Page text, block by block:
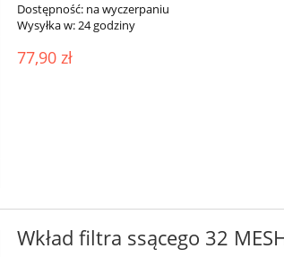
Dostępność: na wyczerpaniu
Wysyłka w:24 godziny
77,90 zł
Wkład filtra ssącego 32